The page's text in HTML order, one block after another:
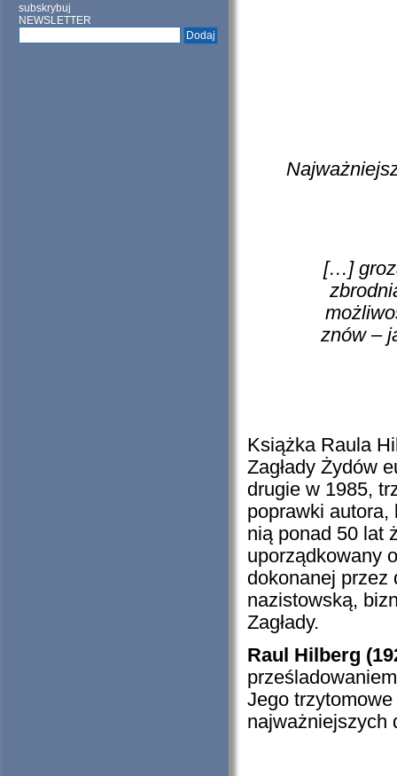
subskrybuj
NEWSLETTER
[…]
znów –
Książka Raula
Zagłady Żydów
drugie w 1985,
poprawki autora,
nią ponad 50 lat
uporządkowany
dokonanej przez
nazistowską,
Zagłady.
Raul Hilberg
Jego
najważniejszych